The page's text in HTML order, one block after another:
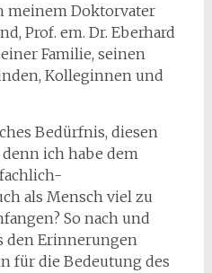
meinem Doktorvater
Prof. em. Dr. Eberhard
Familie, seinen
Kolleginnen und
Bedürfnis, diesen
ich habe dem
als Mensch viel zu
So nach und
den Erinnerungen
für die Bedeutung des